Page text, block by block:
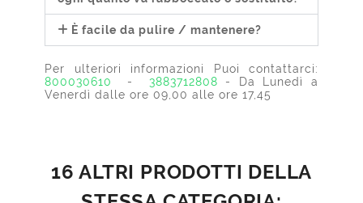
È facile da pulire / mantenere?
Per ulteriori informazioni Puoi contattarci:
800030610
- 3883712808 - Da Lunedì a
Venerdì dalle ore 09,00 alle ore 17,45
16 ALTRI PRODOTTI DELLA